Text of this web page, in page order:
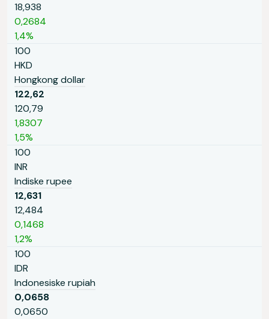
18,938
0,2684
1,4%
100
HKD
Hongkong dollar
122,62
120,79
1,8307
1,5%
100
INR
Indiske rupee
12,631
12,484
0,1468
1,2%
100
IDR
Indonesiske rupiah
0,0658
0,0650